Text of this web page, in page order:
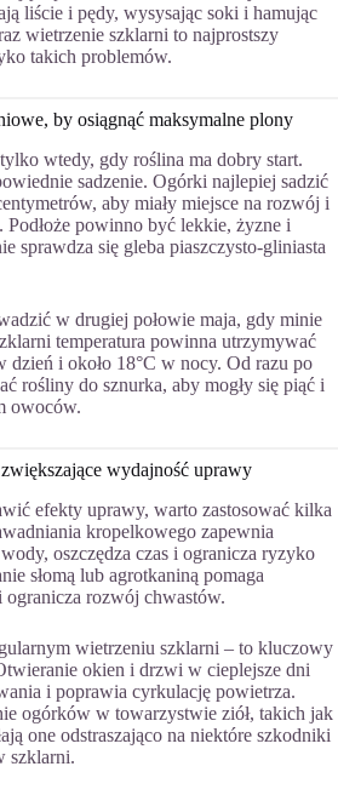
liście i pędy, wysysając soki i hamując
wietrzenie szklarni to najprostszy
takich problemów.
by osiągnąć maksymalne plony
wtedy, gdy roślina ma dobry start.
sadzenie. Ogórki najlepiej sadzić
aby miały miejsce na rozwój i
Podłoże powinno być lekkie, żyzne i
sprawdza się gleba piaszczysto-gliniasta
w drugiej połowie maja, gdy minie
temperatura powinna utrzymywać
dzień i około 18°C w nocy. Od razu po
rośliny do sznurka, aby mogły się piąć i
owoców.
wydajność uprawy
efekty uprawy, warto zastosować kilka
kropelkowego zapewnia
oszczędza czas i ogranicza ryzyko
słomą lub agrotkaniną pomaga
rozwój chwastów.
wietrzeniu szklarni – to kluczowy
okien i drzwi w cieplejsze dni
i poprawia cyrkulację powietrza.
ogórków w towarzystwie ziół, takich jak
one odstraszająco na niektóre szkodniki
szklarni.